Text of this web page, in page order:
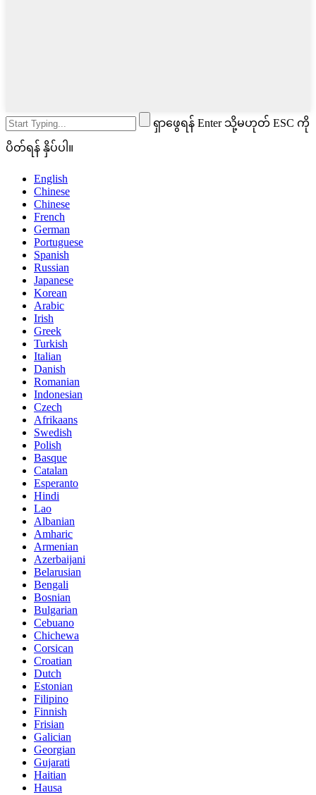
ရှာဖွေရန် Enter သို့မဟုတ် ESC ကို
ပိတ်ရန် နှိပ်ပါ။
English
Chinese
Chinese
French
German
Portuguese
Spanish
Russian
Japanese
Korean
Arabic
Irish
Greek
Turkish
Italian
Danish
Romanian
Indonesian
Czech
Afrikaans
Swedish
Polish
Basque
Catalan
Esperanto
Hindi
Lao
Albanian
Amharic
Armenian
Azerbaijani
Belarusian
Bengali
Bosnian
Bulgarian
Cebuano
Chichewa
Corsican
Croatian
Dutch
Estonian
Filipino
Finnish
Frisian
Galician
Georgian
Gujarati
Haitian
Hausa